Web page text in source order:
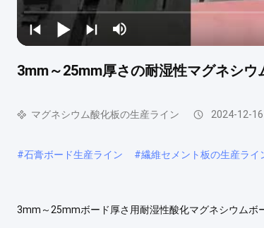
3mm～25mm厚さの耐湿性マグネシ
マグネシウム酸化板の生産ライン 2024-12-16
#石膏ボード生産ライン #繊維セメント板の生産ライ
3mm～25mmボード厚さ用耐湿性酸化マグネシウムボ